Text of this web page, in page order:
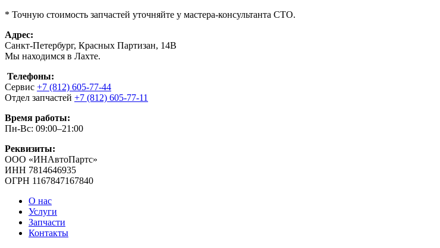
* Точную стоимость запчастей уточняйте у мастера-консультанта СТО.
Адрес:
Санкт-Петербург, Красных Партизан, 14В
Мы находимся в Лахте.
Телефоны:
Сервис +7 (812) 605-77-44
Отдел запчастей +7 (812) 605-77-11
Время работы:
Пн-Вс: 09:00–21:00
Реквизиты:
ООО «ИНАвтоПартс»
ИНН 7814646935
ОГРН 1167847167840
О нас
Услуги
Запчасти
Контакты